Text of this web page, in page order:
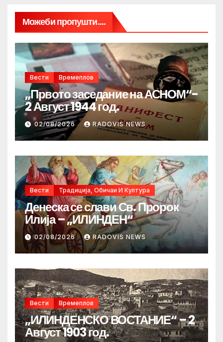
Можеби пропушти....
Вести Времеплов
„Првото заседание на АСНОМ“-
2 Август 1944 год.
02/08/2026 RADOVIS NEWS
Вести Традиција, Обичаи И Култура
Денеска се слави Св. Пророк
Илија – „ИЛИНДЕН“
02/08/2026 RADOVIS NEWS
Вести Времеплов
„ИЛИНДЕНСКО ВОСТАНИЕ“ – 2
Август 1903 год.